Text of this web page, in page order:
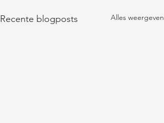
Recente blogposts Alles weergeven